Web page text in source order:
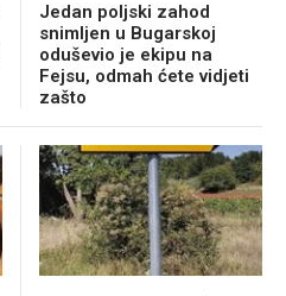
Jedan poljski zahod
snimljen u Bugarskoj
oduševio je ekipu na
Fejsu, odmah ćete vidjeti
zašto